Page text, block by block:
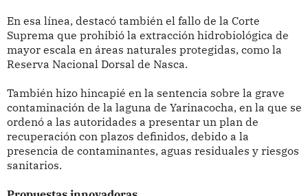
En esa línea, destacó también el fallo de la Corte
Suprema que prohibió la extracción hidrobiológica de
mayor escala en áreas naturales protegidas, como la
Reserva Nacional Dorsal de Nasca.
También hizo hincapié en la sentencia sobre la grave
contaminación de la laguna de Yarinacocha, en la que se
ordenó a las autoridades a presentar un plan de
recuperación con plazos definidos, debido a la
presencia de contaminantes, aguas residuales y riesgos
sanitarios.